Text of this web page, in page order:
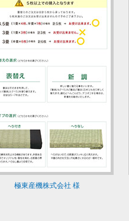
極東産機株式会社 様